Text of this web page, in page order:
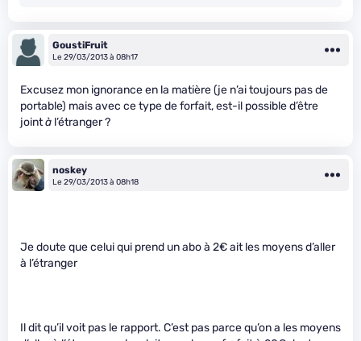
GoustiFruit
Le 29/03/2013 à 08h17
Excusez mon ignorance en la matière (je n’ai toujours pas de
portable) mais avec ce type de forfait, est-il possible d’être
jointà l’étranger ?
noskey
Le 29/03/2013 à 08h18
Je doute que celui qui prend un abo à 2€ ait les moyens d’aller
à l’étranger
Il dit qu’il voit pas le rapport. C’est pas parce qu’on a les moyens